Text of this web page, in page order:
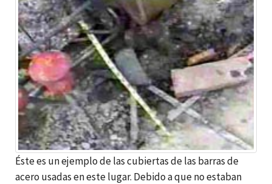
Éste es un ejemplo de las cubiertas de las barras de
acero usadas en este lugar. Debido a que no estaban